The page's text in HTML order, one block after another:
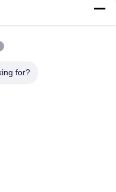
Switch, 48xPoE+
Switch, 48xGE
for?